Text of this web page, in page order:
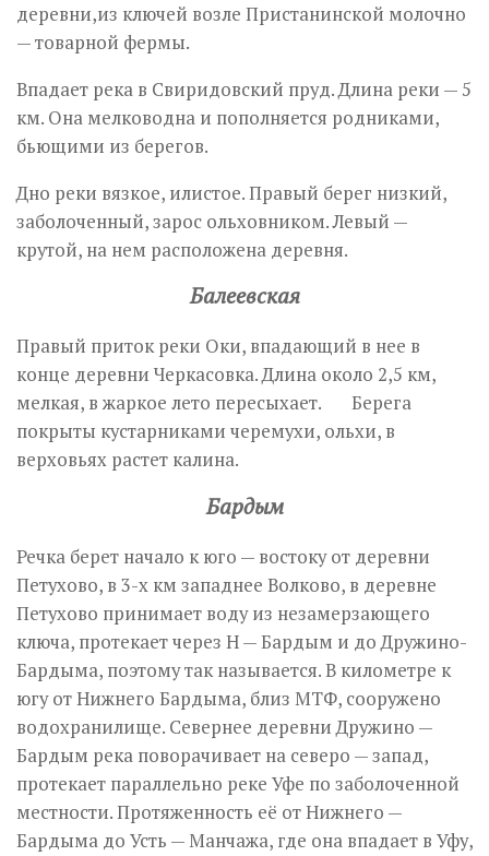
деревни,из ключей возле Пристанинской молочно
— товарной фермы.
Впадает река в Свиридовский пруд. Длина реки — 5
км. Она мелководна и пополняется родниками,
бьющими из берегов.
Дно реки вязкое, илистое. Правый берег низкий,
заболоченный, зарос ольховником. Левый —
крутой, на нем расположена деревня.
Балеевская
Правый приток реки Оки, впадающий в нее в
конце деревни Черкасовка. Длина около 2,5 км,
мелкая, в жаркое лето пересыхает. Берега
покрыты кустарниками черемухи, ольхи, в
верховьях растет калина.
Бардым
Речка берет начало к юго — востоку от деревни
Петухово, в 3-х км западнее Волково, в деревне
Петухово принимает воду из незамерзающего
ключа, протекает через Н — Бардым и до Дружино-
Бардыма, поэтому так называется. В километре к
югу от Нижнего Бардыма, близ МТФ, сооружено
водохранилище. Севернее деревни Дружино —
Бардым река поворачивает на северо — запад,
протекает параллельно реке Уфе по заболоченной
местности. Протяженность её от Нижнего —
Бардыма до Усть — Манчажа, где она впадает в Уфу,